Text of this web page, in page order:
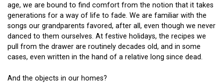
age, we are bound to find comfort from the notion that it takes
generations for a way of life to fade. We are familiar with the
songs our grandparents favored, after all, even though we never
danced to them ourselves. At festive holidays, the recipes we
pull from the drawer are routinely decades old, and in some
cases, even written in the hand of a relative long since dead.
And the objects in our homes?